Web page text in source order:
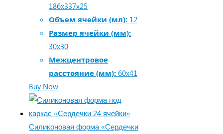
186x337x25
Объем ячейки (мл): 12
Размер ячейки (мм):
30x30
Межцентровое
расстояние (мм): 60x41
Buy Now
Силиконовая форма «Сердечки